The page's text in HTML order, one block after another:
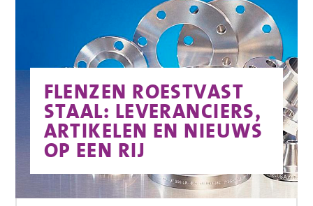
FLENZEN ROESTVAST
STAAL: LEVERANCIERS,
ARTIKELEN EN NIEUWS
OP EEN RIJ